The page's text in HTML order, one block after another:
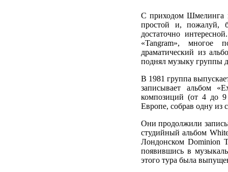
С приходом Шмелинга
простой и, пожалуй,
достаточно
«Tangram», многое
драматический из
поднял музыку группы
В 1981 группа
записывает альбом
композиций (от 4 до 9
Европе, собрав одну из
Они продолжили
студийный альбом
Лондонском Dominion
появившись в
этого тура была